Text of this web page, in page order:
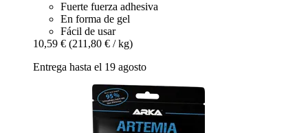
Fuerte fuerza adhesiva
En forma de gel
Fácil de usar
10,59 € (211,80 € / kg)
Entrega hasta el 19 agosto